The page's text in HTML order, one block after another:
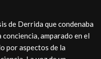
de Derrida que condenaba
amparado en el
por aspectos de la